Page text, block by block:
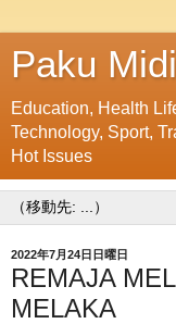
Paku
Education, Health
Technology, Sport,
Hot Issues
2022年7月24日日曜日
REMAJA
MELAKA